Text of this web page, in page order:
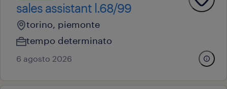
sales assistant l.68/99
torino, piemonte
tempo determinato
6 agosto 2026